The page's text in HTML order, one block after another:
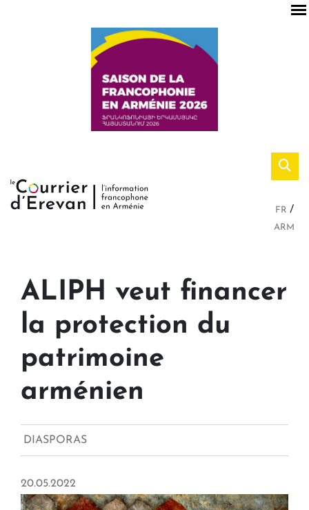
FR
ARM
ALIPH veut financer
la protection du
patrimoine
arménien
DIASPORAS
20.05.2022